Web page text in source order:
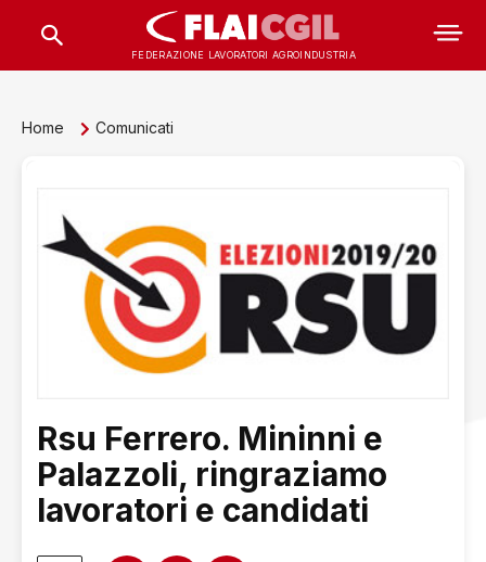
FEDERAZIONE LAVORATORI AGROINDUSTRIA
Home Comunicati
Rsu Ferrero. Mininni e
Palazzoli, ringraziamo
lavoratori e candidati